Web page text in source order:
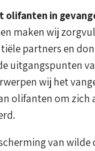
olifanten in
maken wij
partners en
uitgangspunten
wij het
olifanten om zich
van